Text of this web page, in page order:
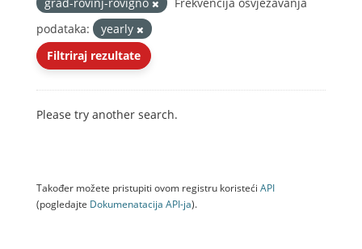
podataka:
yearly
Filtriraj rezultate
Please try another search.
Također možete pristupiti ovom registru koristeći API
(pogledajte Dokumenаtаcijа API-jа).